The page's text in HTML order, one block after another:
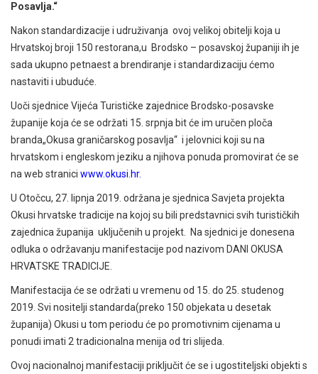
Posavlja.“
Nakon standardizacije i udruživanja ovoj velikoj obitelji koja u
Hrvatskoj broji 150 restorana,u Brodsko – posavskoj županiji ih je
sada ukupno petnaest a brendiranje i standardizaciju ćemo
nastaviti i ubuduće.
Uoči sjednice Vijeća Turističke zajednice Brodsko-posavske
županije koja će se održati 15. srpnja bit će im uručen ploča
branda„Okusa graničarskog posavlja“ i jelovnici koji su na
hrvatskom i engleskom jeziku a njihova ponuda promovirat će se
na web stranici www.okusi.hr.
U Otočcu, 27. lipnja 2019. održana je sjednica Savjeta projekta
Okusi hrvatske tradicije na kojoj su bili predstavnici svih turističkih
zajednica županija uključenih u projekt. Na sjednici je donesena
odluka o održavanju manifestacije pod nazivom DANI OKUSA
HRVATSKE TRADICIJE.
Manifestacija će se održati u vremenu od 15. do 25. studenog
2019. Svi nositelji standarda(preko 150 objekata u desetak
županija) Okusi u tom periodu će po promotivnim cijenama u
ponudi imati 2 tradicionalna menija od tri slijeda.
Ovoj nacionalnoj manifestaciji priključit će se i ugostiteljski objekti s